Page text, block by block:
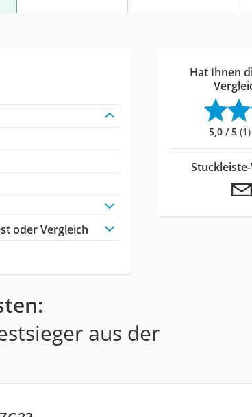
oder Vergleich
Hat Ihnen
5,0 / 5
aus der